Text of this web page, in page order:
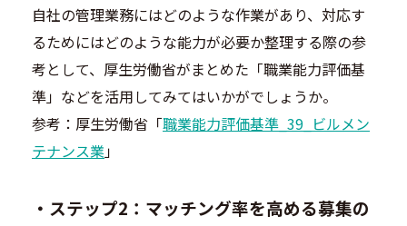
自社の管理業務にはどのような作業があり、対応す
るためにはどのような能力が必要か整理する際の参
考として、厚生労働省がまとめた「職業能力評価基
準」などを活用してみてはいかがでしょうか。
参考：厚生労働省「職業能力評価基準_39_ビルメン
テナンス業」
・ ステップ2：マッチング率を高める募集の